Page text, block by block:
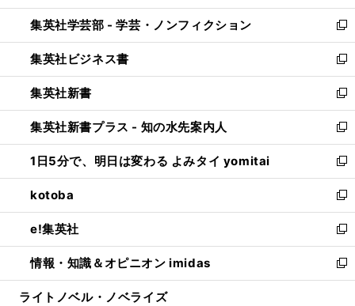
開
く
ウ
で
開
く
ン
ド
ウ
で
開
く
ウ
ィ
ン
ド
ウ
で
開
く
集英社学芸部 - 学芸・ノンフィクション
新
し
い
ウ
ィ
ン
ド
ウ
で
開
く
集英社ビジネス書
新
し
い
ウ
ィ
ン
ド
ウ
で
開
く
集英社新書
新
し
い
ウ
ィ
ン
ド
ウ
で
開
く
集英社新書プラス - 知の水先案内人
新
し
い
ウ
ィ
ン
ド
ウ
で
開
1日5分で、明日は変わる よみタイ yomitai
新
し
い
ウ
ィ
ン
ド
ウ
kotoba
新
し
い
ウ
ィ
ン
e!集英社
新
し
い
ウ
情報・知識＆オピニオン imidas
新
し
ライトノベル・ノベライズ